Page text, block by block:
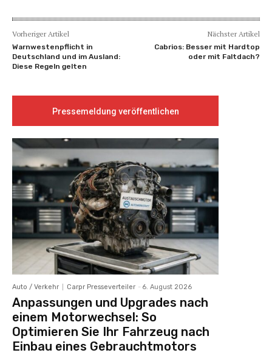
Vorheriger Artikel
Warnwestenpflicht in
Deutschland und im Ausland:
Diese Regeln gelten
Nächster Artikel
Cabrios: Besser mit Hardtop
oder mit Faltdach?
Pressemeldung veröffentlichen
Auto / Verkehr Carpr Presseverteiler - 6. August 2026
Anpassungen und Upgrades nach
einem Motorwechsel: So
Optimieren Sie Ihr Fahrzeug nach
Einbau eines Gebrauchtmotors